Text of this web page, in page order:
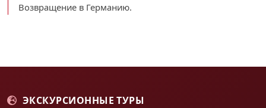
Возвращение в Германию.
ЭКСКУРСИОННЫЕ ТУРЫ